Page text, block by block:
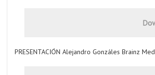
PRESENTACIÓN Alejandro Gonzáles Brainz